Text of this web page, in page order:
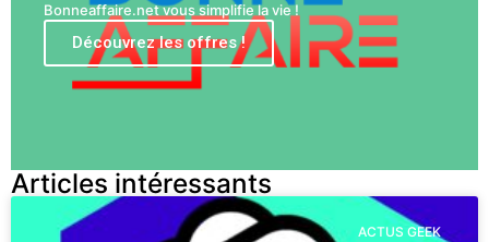
Bonneaffaire.net vous simplifie la vie !
Découvrez les offres !
Articles intéressants
ACTUS GEEK